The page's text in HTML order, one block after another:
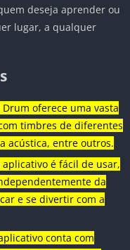
deseja aprender ou
lugar, a qualquer
oferece uma vasta
timbres de diferentes
acústica, entre outros.
é fácil de usar,
da
e se divertir com a
conta com